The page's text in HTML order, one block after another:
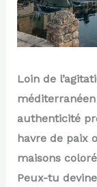
Loin de
authenticité
havre de paix
maisons
Peux-tu